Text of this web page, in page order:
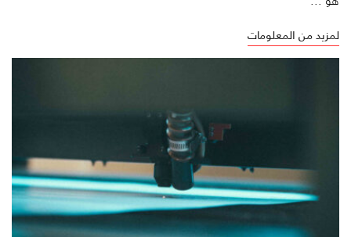
لمزيد من المعلومات